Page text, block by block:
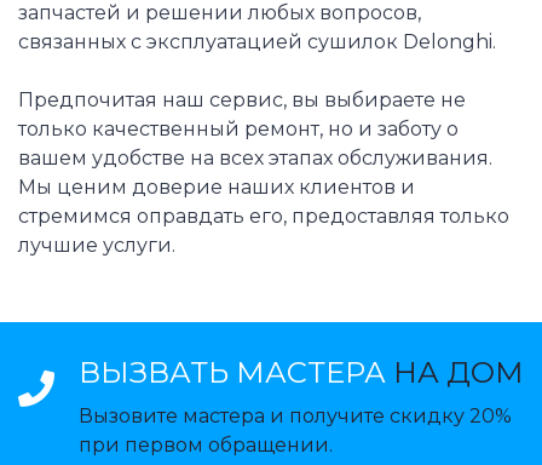
запчастей и решении любых вопросов,
связанных с эксплуатацией сушилок Delonghi.
Предпочитая наш сервис, вы выбираете не
только качественный ремонт, но и заботу о
вашем удобстве на всех этапах обслуживания.
Мы ценим доверие наших клиентов и
стремимся оправдать его, предоставляя только
лучшие услуги.
ВЫЗВАТЬ МАСТЕРА НА ДОМ
Вызовите мастера и получите скидку 20%
при первом обращении.